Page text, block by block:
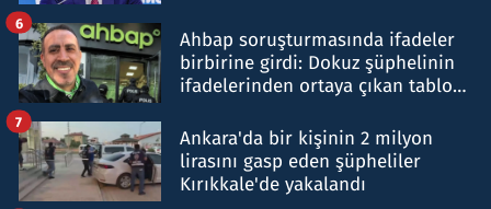
Ahbap soruşturmasında ifadeler
birbirine girdi: Dokuz şüphelinin
ifadelerinden ortaya çıkan tablo
6
Ankara'da bir kişinin 2 milyon
lirasını gasp eden şüpheliler
Kırıkkale'de yakalandı
7